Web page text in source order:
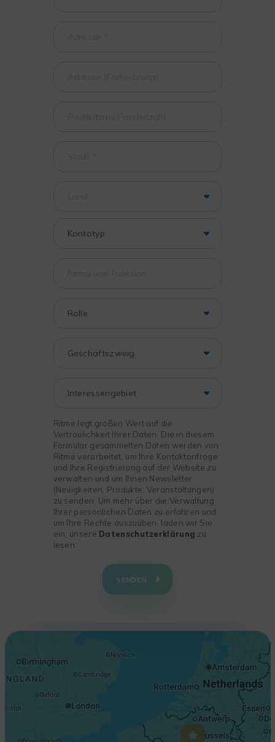
Ritme legt großen Wert auf die
Vertraulichkeit Ihrer Daten. Die in diesem
Formular gesammelten Daten werden von
Ritme verarbeitet, um Ihre Kontaktanfrage
und Ihre Registrierung auf der Website zu
verwalten und um Ihnen Newsletter
(Neuigkeiten, Produkte, Veranstaltungen)
zu senden. Um mehr über die Verwaltung
Ihrer persönlichen Daten zu erfahren und
um Ihre Rechte auszuüben, laden wir Sie
ein, unsere Datenschutzerklärung zu
lesen.
SENDEN